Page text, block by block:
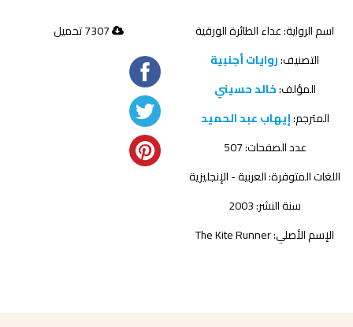
اسم الرواية: عداء الطائرة الورقية
التصنيف:روايات أجنبية
المؤلف:خالد حسيني
المترجم:إيهاب عبد الحميد
عدد الصفحات: 507
اللغات المتوفرة: العربية - الإنجليزية
سنة النشر: 2003
الإسم الأصلي: The Kite Runner